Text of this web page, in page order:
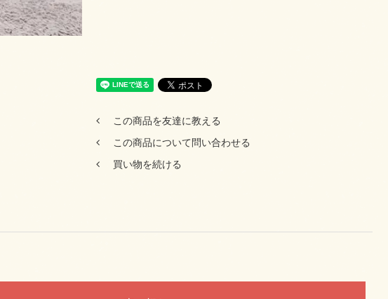
この商品を友達に教える
この商品について問い合わせる
買い物を続ける